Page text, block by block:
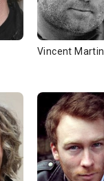
Vincent Martin